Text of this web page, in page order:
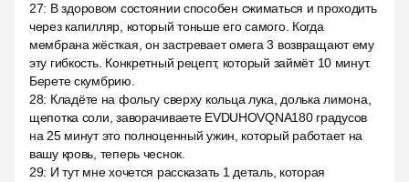
27: В здоровом состоянии способен сжиматься и проходить
через капилляр, который тоньше его самого. Когда
мембрана жёсткая, он застревает омега 3 возвращают ему
эту гибкость. Конкретный рецепт, который займёт 10 минут.
Берете скумбрию.
28: Кладёте на фольгу сверху кольца лука, долька лимона,
щепотка соли, заворачиваете EVDUHOVQNA180 градусов
на 25 минут это полноценный ужин, который работает на
вашу кровь, теперь чеснок.
29: И тут мне хочется рассказать 1 деталь, которая